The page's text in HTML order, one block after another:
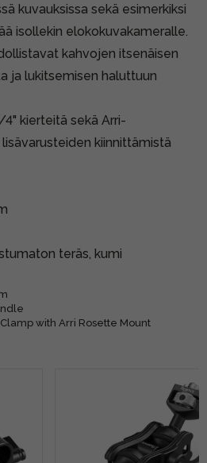
kuvauksissa sekä esimerkiksi
isollekin elokokuvakameralle.
kahvojen itsenäisen
ja lukitsemisen haluttuun
kierteitä sekä Arri-
kiinnittämistä
teräs, kumi
with Arri Rosette Mount